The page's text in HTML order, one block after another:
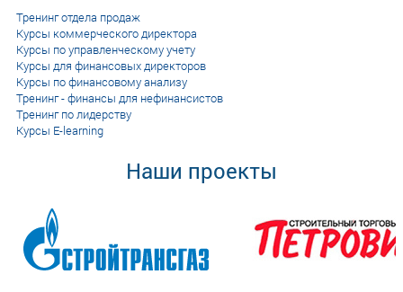
Тренинг отдела продаж
Курсы коммерческого директора
Курсы по управленческому учету
Курсы для финансовых директоров
Курсы по финансовому анализу
Тренинг - финансы для нефинансистов
Тренинг по лидерству
Курсы E-learning
Наши проекты